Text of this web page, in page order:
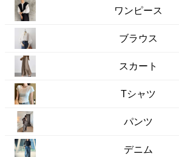
ワンピース
ブラウス
スカート
Tシャツ
パンツ
デニム